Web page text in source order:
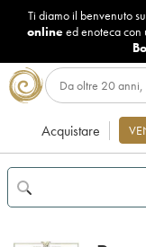
Ti diamo il benvenuto
onlineed enoteca con
Acquistare